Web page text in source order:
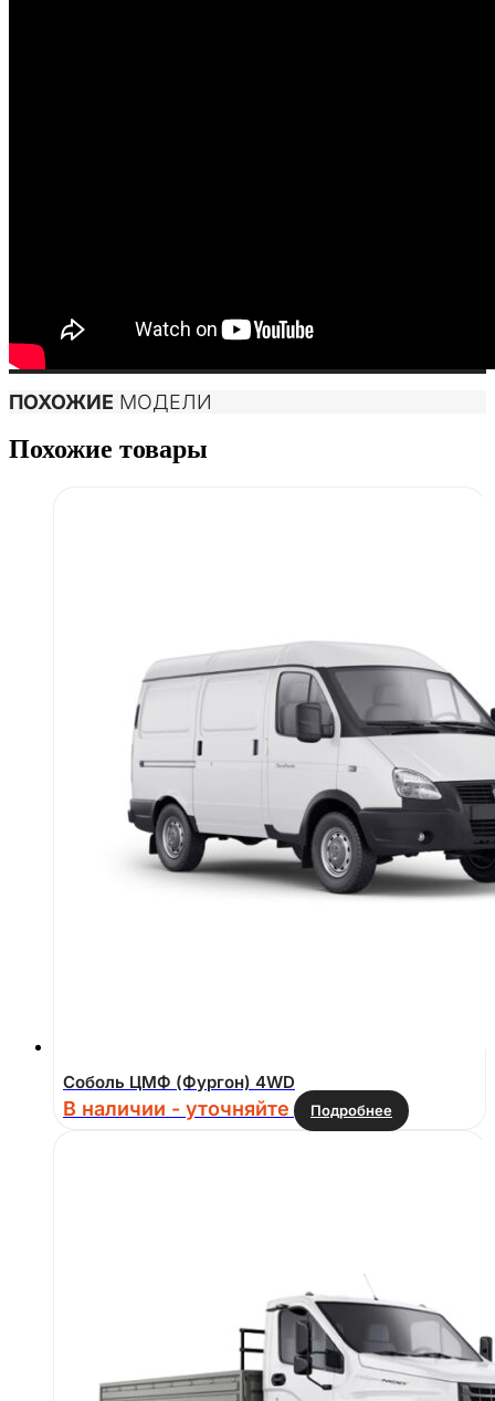
ПОХОЖИЕ МОДЕЛИ
Похожие товары
Соболь ЦМФ (Фургон) 4WD
В наличии - уточняйте Подробнее